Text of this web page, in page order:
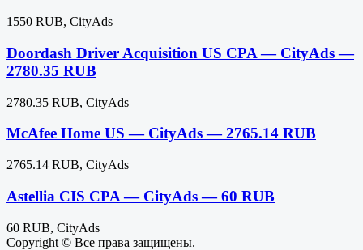
1550 RUB, CityAds
Doordash Driver Acquisition US CPA — CityAds —
2780.35 RUB
2780.35 RUB, CityAds
McAfee Home US — CityAds — 2765.14 RUB
2765.14 RUB, CityAds
Astellia CIS CPA — CityAds — 60 RUB
60 RUB, CityAds
Copyright © Все права защищены.